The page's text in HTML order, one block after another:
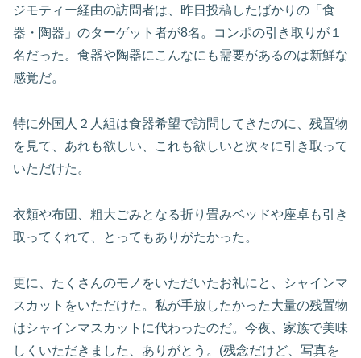
ジモティー経由の訪問者は、昨日投稿したばかりの「食
器・陶器」のターゲット者が8名。コンポの引き取りが１
名だった。食器や陶器にこんなにも需要があるのは新鮮な
感覚だ。
特に外国人２人組は食器希望で訪問してきたのに、残置物
を見て、あれも欲しい、これも欲しいと次々に引き取って
いただけた。
衣類や布団、粗大ごみとなる折り畳みベッドや座卓も引き
取ってくれて、とってもありがたかった。
更に、たくさんのモノをいただいたお礼にと、シャインマ
スカットをいただけた。私が手放したかった大量の残置物
はシャインマスカットに代わったのだ。今夜、家族で美味
しくいただきました、ありがとう。(残念だけど、写真を